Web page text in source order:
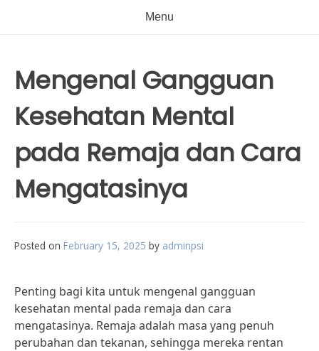
Menu
Mengenal Gangguan
Kesehatan Mental
pada Remaja dan Cara
Mengatasinya
Posted on February 15, 2025 by adminpsi
Penting bagi kita untuk mengenal gangguan
kesehatan mental pada remaja dan cara
mengatasinya. Remaja adalah masa yang penuh
perubahan dan tekanan, sehingga mereka rentan